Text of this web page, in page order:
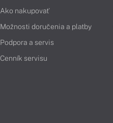
Ako nakupovať
Možnosti doručenia a platby
Podpora a servis
Cenník servisu